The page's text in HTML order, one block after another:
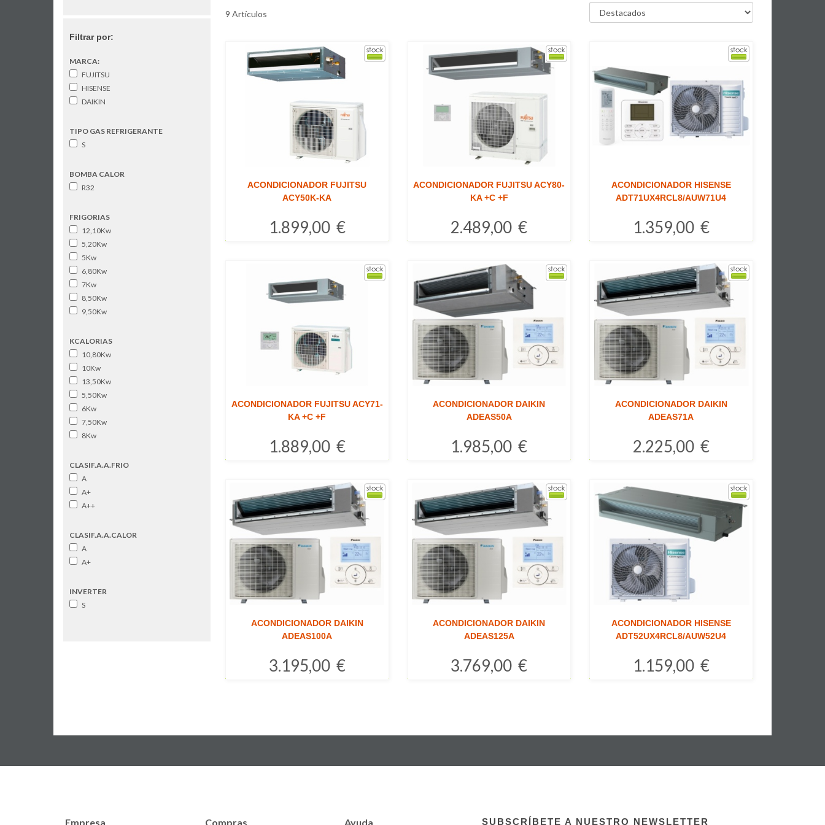
9 Artículos
ACONDICIONADOR FUJITSU
ACY50K-KA
1.899,00 €
ACONDICIONADOR FUJITSU ACY80-
KA +C +F
2.489,00 €
Comprar
ACONDICIONADOR HISENSE
ADT71UX4RCL8/AUW71U4
1.359,00 €
ACONDICIONADOR FUJITSU ACY71-
KA +C +F
1.889,00 €
ACONDICIONADOR DAIKIN
ADEAS50A
1.985,00 €
ACONDICIONADOR DAIKIN
ADEAS71A
2.225,00 €
ACONDICIONADOR DAIKIN
ADEAS100A
3.195,00 €
ACONDICIONADOR DAIKIN
ADEAS125A
3.769,00 €
ACONDICIONADOR HISENSE
ADT52UX4RCL8/AUW52U4
1.159,00 €
Filtrar por:
MARCA:
FUJITSU
HISENSE
DAIKIN
TIPO GAS REFRIGERANTE
S
BOMBA CALOR
R32
FRIGORIAS
12,10Kw
5,20Kw
5Kw
6,80Kw
7Kw
8,50Kw
9,50Kw
KCALORIAS
10,80Kw
10Kw
13,50Kw
5,50Kw
6Kw
7,50Kw
8Kw
CLASIF.A.A.FRIO
A
A+
A++
CLASIF.A.A.CALOR
A
A+
INVERTER
S
Empresa Compras Ayuda SUBSCRÍBETE A NUESTRO NEWSLETTER